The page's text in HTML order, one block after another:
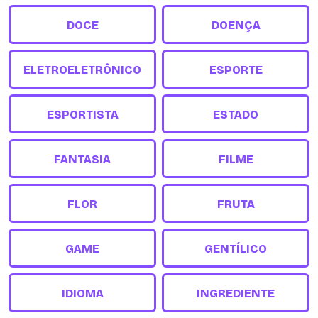
DOCE DOENÇA
ELETROELETRÔNICO ESPORTE
ESPORTISTA ESTADO
FANTASIA FILME
FLOR FRUTA
GAME GENTÍLICO
IDIOMA INGREDIENTE